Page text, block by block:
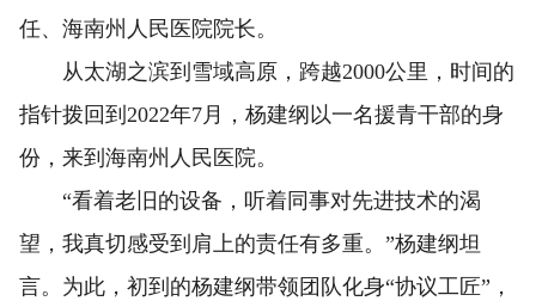
任、海南州人民医院院长。
从太湖之滨到雪域高原，跨越2000公里，时间的
指针拨回到2022年7月，杨建纲以一名援青干部的身
份，来到海南州人民医院。
“看着老旧的设备，听着同事对先进技术的渴
望，我真切感受到肩上的责任有多重。”杨建纲坦
言。为此，初到的杨建纲带领团队化身“协议工匠”，